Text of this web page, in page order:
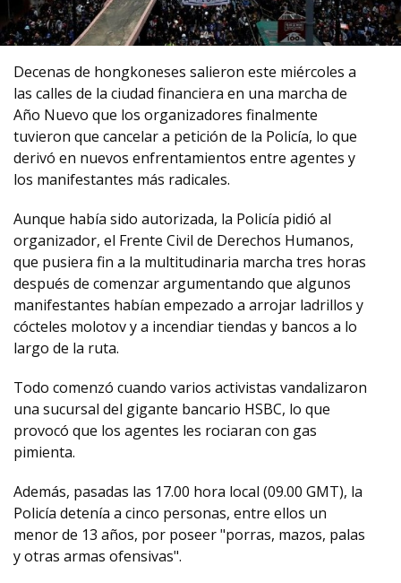
Decenas de hongkoneses salieron este miércoles a
las calles de la ciudad financiera en una marcha de
Año Nuevo que los organizadores finalmente
tuvieron que cancelar a petición de la Policía, lo que
derivó en nuevos enfrentamientos entre agentes y
los manifestantes más radicales.
Aunque había sido autorizada, la Policía pidió al
organizador, el Frente Civil de Derechos Humanos,
que pusiera fin a la multitudinaria marcha tres horas
después de comenzar argumentando que algunos
manifestantes habían empezado a arrojar ladrillos y
cócteles molotov y a incendiar tiendas y bancos a lo
largo de la ruta.
Todo comenzó cuando varios activistas vandalizaron
una sucursal del gigante bancario HSBC, lo que
provocó que los agentes les rociaran con gas
pimienta.
Además, pasadas las 17.00 hora local (09.00 GMT), la
Policía detenía a cinco personas, entre ellos un
menor de 13 años, por poseer "porras, mazos, palas
y otras armas ofensivas".